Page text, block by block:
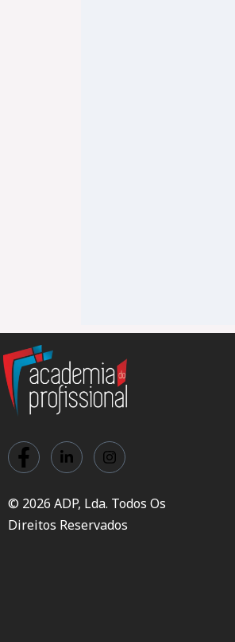
© 2026 ADP, Lda. Todos Os
Direitos Reservados